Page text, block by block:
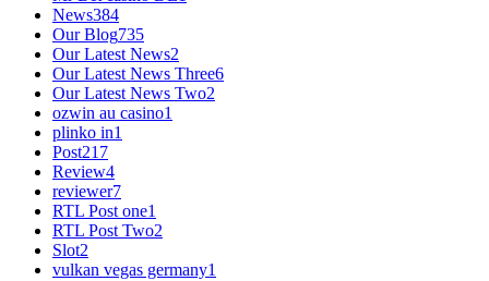
News384
Our Blog735
Our Latest News2
Our Latest News Three6
Our Latest News Two2
ozwin au casino1
plinko in1
Post217
Review4
reviewer7
RTL Post one1
RTL Post Two2
Slot2
vulkan vegas germany1